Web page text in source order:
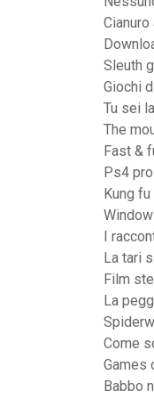
Sleuth
Giochi
Tu sei
The
Fast &
Ps4
Kung
I
La tari
Film
La
Come
Games
Babbo